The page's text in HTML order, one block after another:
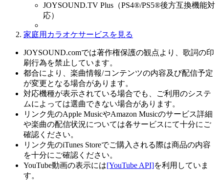
JOYSOUND.TV Plus（PS4®/PS5®後方互換機能対
応）
家庭用カラオケサービスを見る
JOYSOUND.comでは著作権保護の観点より、歌詞の印
刷行為を禁止しています。
都合により、楽曲情報/コンテンツの内容及び配信予定
が変更となる場合があります。
対応機種が表示されている場合でも、ご利用のシステ
ムによっては選曲できない場合があります。
リンク先のApple MusicやAmazon Musicのサービス詳細
や楽曲の配信状況については各サービスにて十分にご
確認ください。
リンク先のiTunes Storeでご購入される際は商品の内容
を十分にご確認ください。
YouTube動画の表示には[YouTube API]を利用していま
す。